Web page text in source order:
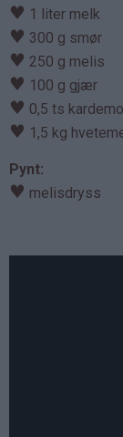
♥ 1 liter melk
♥ 300 g smør
♥ 250 g melis
♥ 100 g gjær
♥ 0,5 ts
♥ 1,5 kg
Pynt:
♥ melisdryss